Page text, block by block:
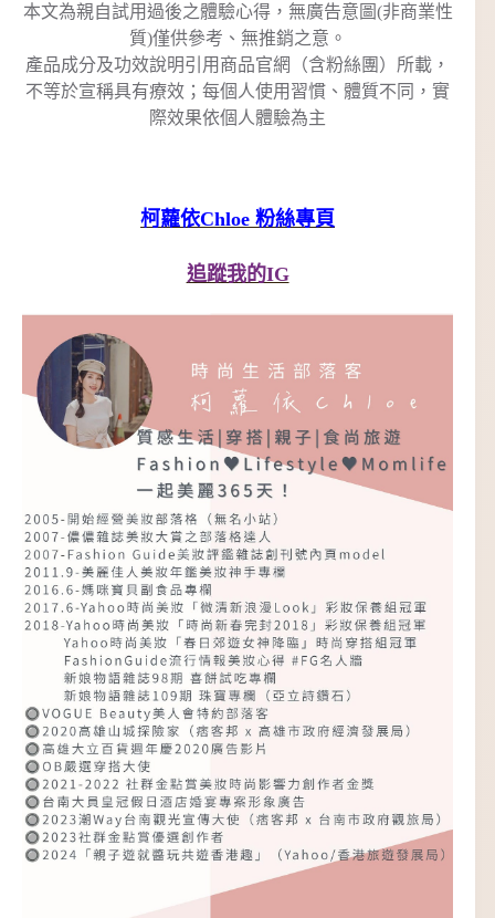
本文為親自試用過後之體驗心得，無廣告意圖(非商業性
質)僅供參考、無推銷之意。
產品成分及功效說明引用商品官網（含粉絲團）所載，
不等於宣稱具有療效；每個人使用習慣、體質不同，實
際效果依個人體驗為主
柯蘿依Chloe 粉絲專頁
追蹤我的IG